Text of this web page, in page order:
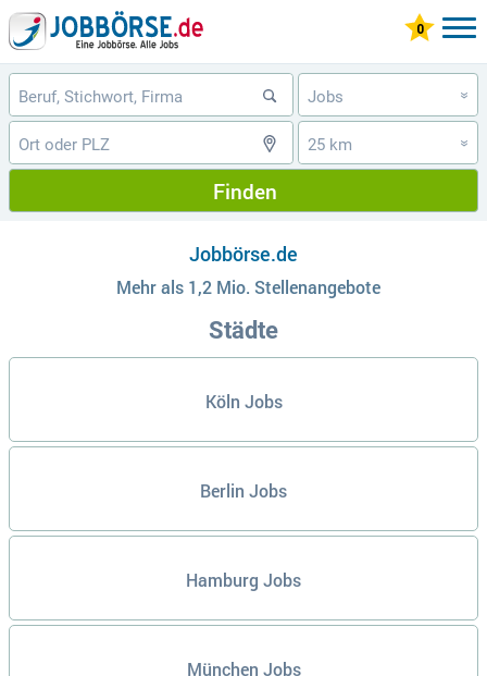
Jobs »
25 km »
Finden
Jobbörse.de
Mehr als 1,2 Mio. Stellenangebote
Städte
Köln Jobs
Berlin Jobs
Hamburg Jobs
München Jobs